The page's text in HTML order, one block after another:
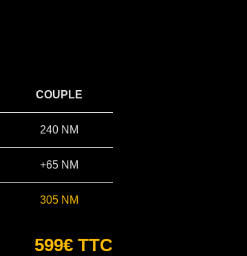
COUPLE
240 NM
+65 NM
305 NM
599€ TTC